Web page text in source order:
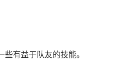
有益于队友的技能。